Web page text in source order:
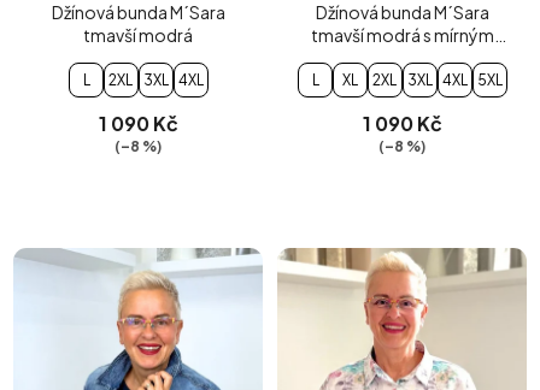
Džínová bunda M´Sara
tmavší modrá
L 2XL 3XL 4XL
1 090 Kč
(–8 %)
Džínová bunda M´Sara
tmavší modrá s mírným
šisováním
L XL 2XL 3XL 4XL 5XL
1 090 Kč
(–8 %)